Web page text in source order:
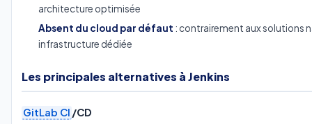
architecture optimisée
Absent du cloud par défaut : contrairement aux solutions
infrastructure dédiée
Les principales alternatives à Jenkins
GitLab CI /CD